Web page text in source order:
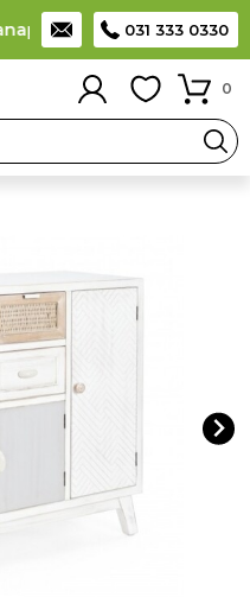
(detalii) Producător
031 333 0330
0